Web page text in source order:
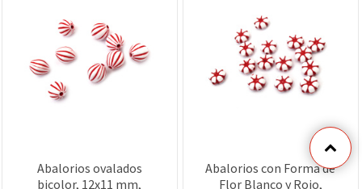
Abalorios ovalados
bicolor, 12x11 mm,
Abalorios con Forma de
Flor Blanco y Rojo,